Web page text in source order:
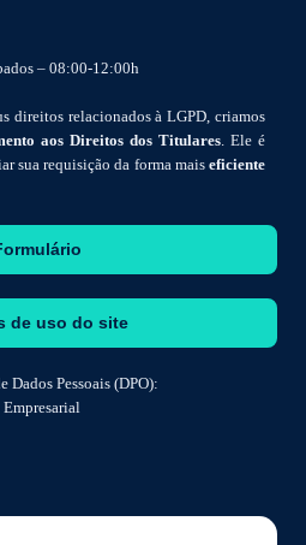
– 08:00-12:00h
direitos relacionados à LGPD, criamos
aos Direitos dos Titulares . Ele é
sua requisição da forma mais eficiente
de uso do site
Dados Pessoais (DPO):